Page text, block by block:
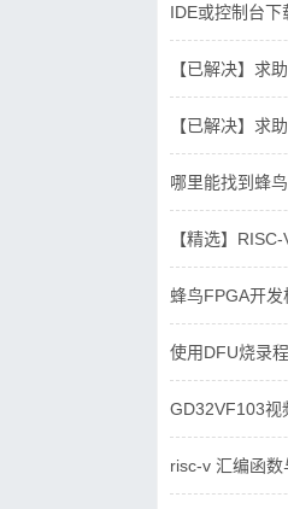
IDE或控制台下
【已解决】求
【已解决】求
哪里能找到蜂
【精选】
蜂鸟FPGA开
使用DFU烧录
GD32VF103视
risc-v 汇编函数